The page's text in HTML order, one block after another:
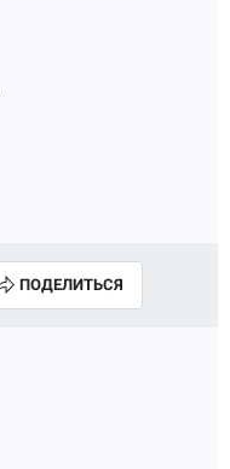
ПОДЕЛИТЬСЯ